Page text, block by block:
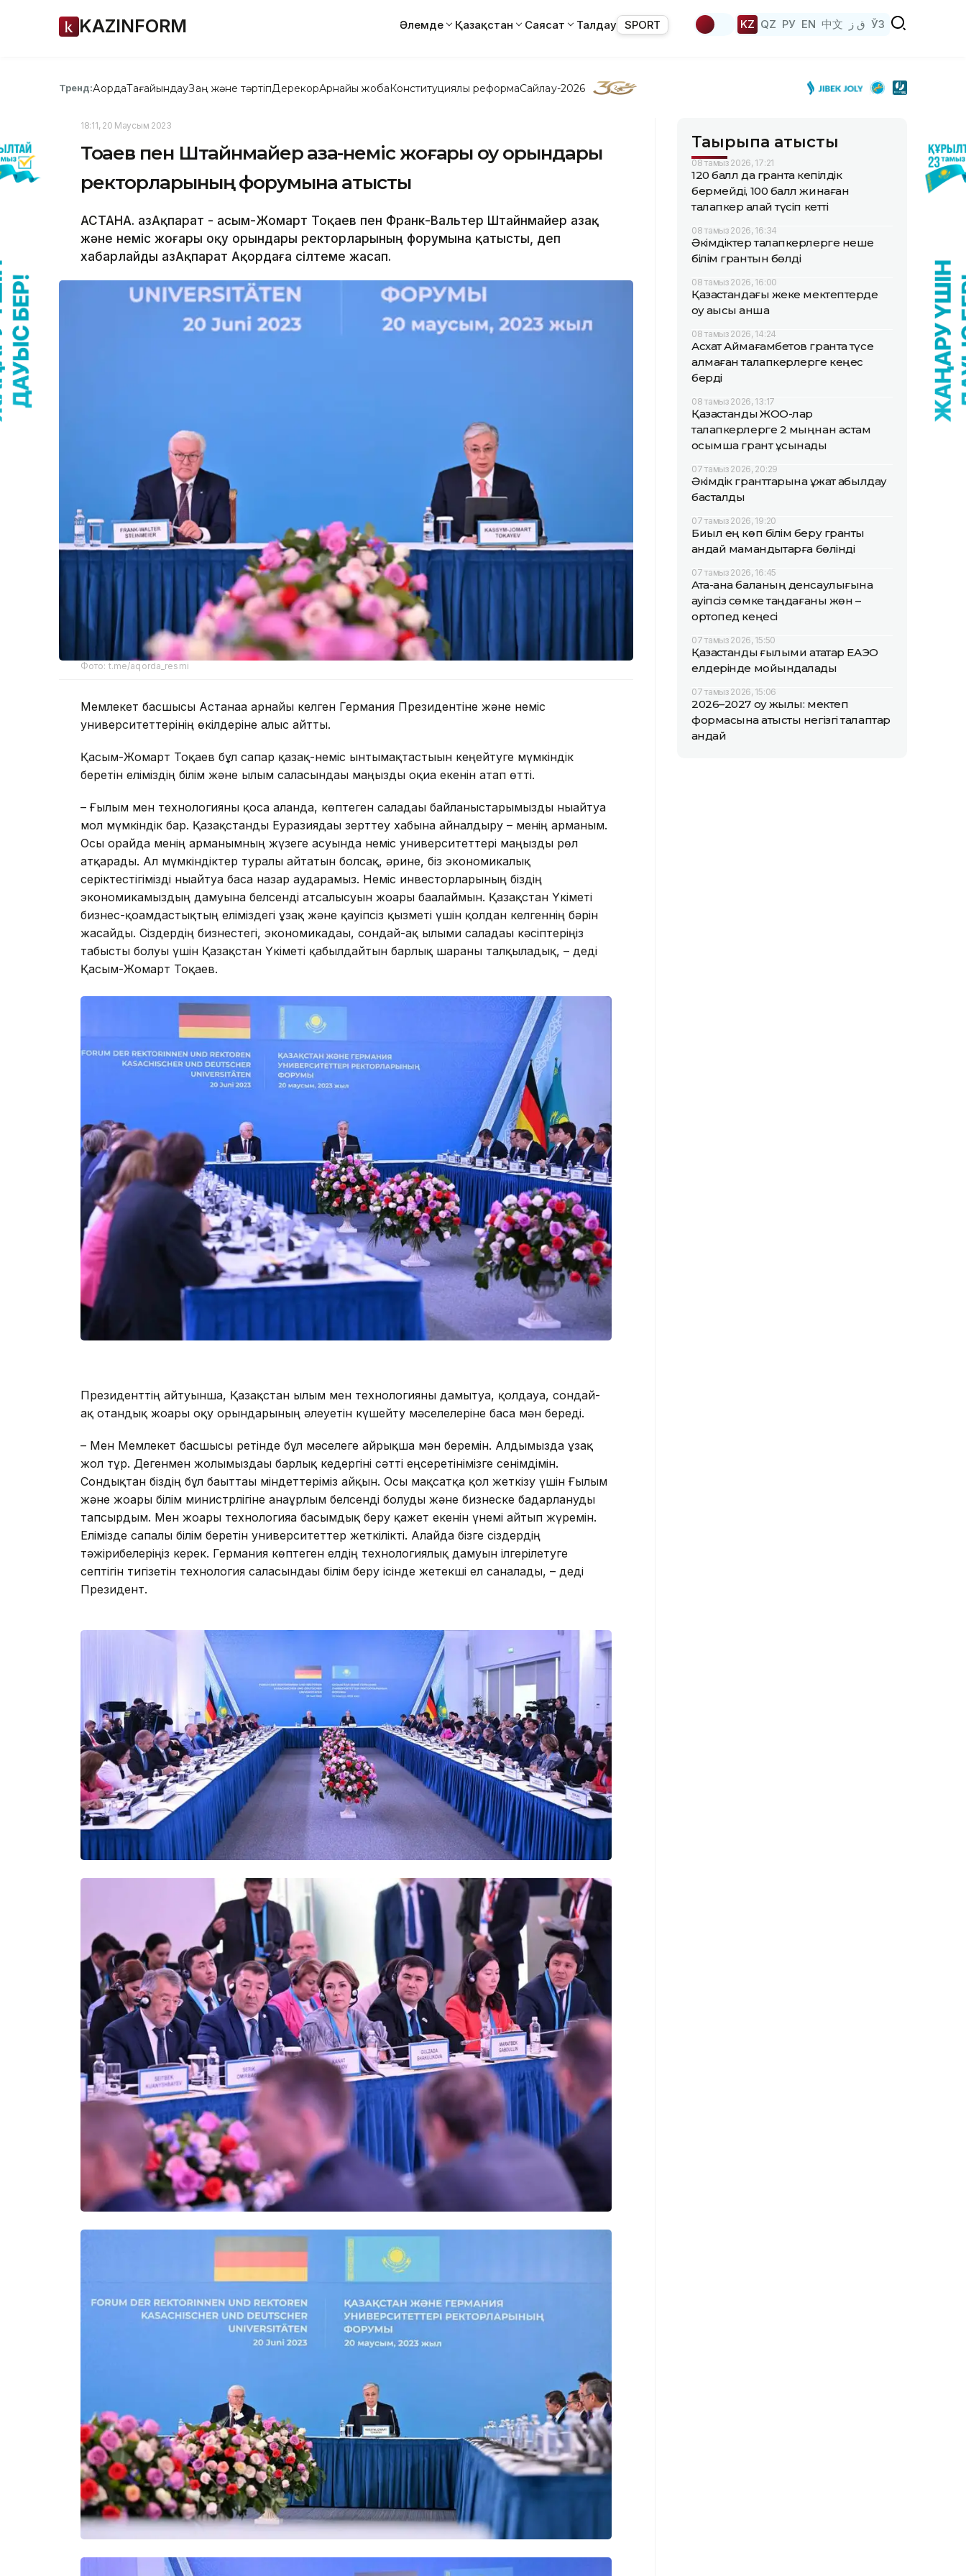
KAZINFORM Әлемде Қазақстан Саясат Талдау SPORT KZ QZ РУ EN 中文 ق ز ЎЗ
Тренд:АқордаТағайындауЗаң және тәртіпДерекқорАрнайы жобаКонституциялық реформаСайлау-2026
18:11, 20 Маусым 2023
Тоқаев пен Штайнмайер қазақ-неміс жоғары оқу орындары
ректорларының форумына қатысты
АСТАНА. ҚазАқпарат - Қасым-Жомарт Тоқаев пен Франк-Вальтер Штайнмайер Қазақ
және неміс жоғары оқу орындары ректорларының форумына қатысты, деп
хабарлайды ҚазАқпарат Ақордаға сілтеме жасап.
Фото: t.me/aqorda_resmi
Мемлекет басшысы Астанаға арнайы келген Германия Президентіне және неміс
университеттерінің өкілдеріне алғыс айтты.
Қасым-Жомарт Тоқаев бұл сапар қазақ-неміс ынтымақтастығын кеңейтуге мүмкіндік
беретін еліміздің білім және ғылым саласындағы маңызды оқиға екенін атап өтті.
– Ғылым мен технологияны қоса алғанда, көптеген саладағы байланыстарымызды нығайтуға
мол мүмкіндік бар. Қазақстанды Еуразиядағы зерттеу хабына айналдыру – менің арманым.
Осы орайда менің арманымның жүзеге асуында неміс университеттері маңызды рөл
атқарады. Ал мүмкіндіктер туралы айтатын болсақ, әрине, біз экономикалық
серіктестігімізді нығайтуға баса назар аударамыз. Неміс инвесторларының біздің
экономикамыздың дамуына белсенді атсалысуын жоғары бағалаймын. Қазақстан Үкіметі
бизнес-қоғамдастықтың еліміздегі ұзақ және қауіпсіз қызметі үшін қолдан келгеннің бәрін
жасайды. Сіздердің бизнестегі, экономикадағы, сондай-ақ ғылыми саладағы кәсіптеріңіз
табысты болуы үшін Қазақстан Үкіметі қабылдайтын барлық шараны талқыладық, – деді
Қасым-Жомарт Тоқаев.
Президенттің айтуынша, Қазақстан ғылым мен технологияны дамытуға, қолдауға, сондай-
ақ отандық жоғары оқу орындарының әлеуетін күшейту мәселелеріне баса мән береді.
– Мен Мемлекет басшысы ретінде бұл мәселеге айрықша мән беремін. Алдымызда ұзақ
жол тұр. Дегенмен жолымыздағы барлық кедергіні сәтті еңсеретінімізге сенімдімін.
Сондықтан біздің бұл бағыттағы міндеттеріміз айқын. Осы мақсатқа қол жеткізу үшін Ғылым
және жоғары білім министрлігіне анағұрлым белсенді болуды және бизнеске бағдарлануды
тапсырдым. Мен жоғары технологияға басымдық беру қажет екенін үнемі айтып жүремін.
Елімізде сапалы білім беретін университеттер жеткілікті. Алайда бізге сіздердің
тәжірибелеріңіз керек. Германия көптеген елдің технологиялық дамуын ілгерілетуге
септігін тигізетін технология саласындағы білім беру ісінде жетекші ел саналады, – деді
Президент.
Тақырыпқа қатысты
08 тамыз 2026, 17:21
120 балл да грантқа кепілдік
бермейді, 100 балл жинаған
талапкер қалай түсіп кетті
08 тамыз 2026, 16:34
Әкімдіктер талапкерлерге неше
білім грантын бөлді
08 тамыз 2026, 16:00
Қазақстандағы жеке мектептерде
оқу ақысы қанша
08 тамыз 2026, 14:24
Асхат Аймағамбетов грантқа түсе
алмаған талапкерлерге кеңес
берді
08 тамыз 2026, 13:17
Қазақстандық ЖОО-лар
талапкерлерге 2 мыңнан астам
қосымша грант ұсынады
07 тамыз 2026, 20:29
Әкімдік гранттарына құжат қабылдау
басталды
07 тамыз 2026, 19:20
Биыл ең көп білім беру гранты
қандай мамандықтарға бөлінді
07 тамыз 2026, 16:45
Ата-ана баланың денсаулығына
қауіпсіз сөмке таңдағаны жөн –
ортопед кеңесі
07 тамыз 2026, 15:50
Қазақстандық ғылыми атақтар ЕАЭО
елдерінде мойындалады
07 тамыз 2026, 15:06
2026–2027 оқу жылы: мектеп
формасына қатысты негізгі талаптар
қандай